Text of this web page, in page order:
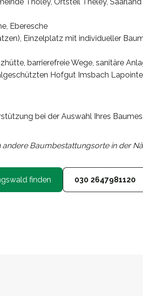
Eberesche
Einzelplatz mit individueller
barrierefreie Wege, sanitäre
Hofgut Imsbach
bei der Auswahl Ihres
Baumbestattungsorte in der
finden 030 2647981120